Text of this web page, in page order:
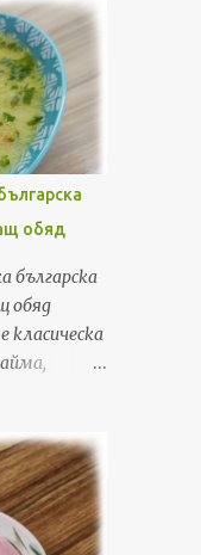
обяд
българска
обяд
класическа
съвети. Ако
съчетае
супата
което